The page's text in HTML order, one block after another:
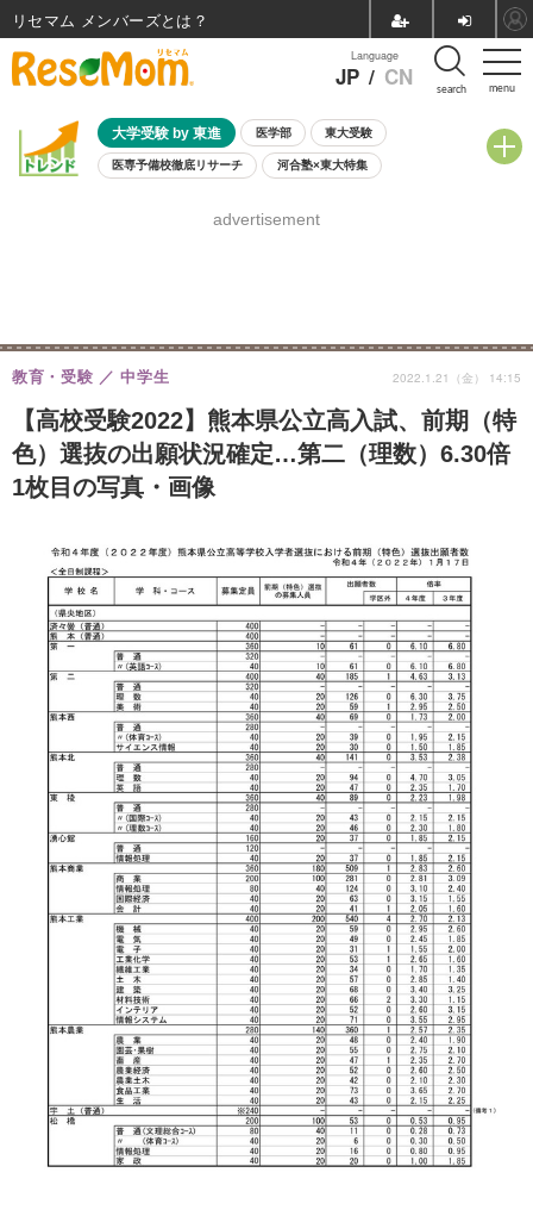
menu
Language
JP / CN search
大学受験 by 東進 医学部 東大受験
医専予備校徹底リサーチ 河合塾×東大特集
8月開催学校説明会・相談会
advertisement
【高校受験2022】熊本県公立高入試、前期（特
色）選抜の出願状況確定…第二（理数）6.30倍
1枚目の写真・画像
教育・受験 中学生 2022.1.21（金） 14:15
リセマム メンバーズ